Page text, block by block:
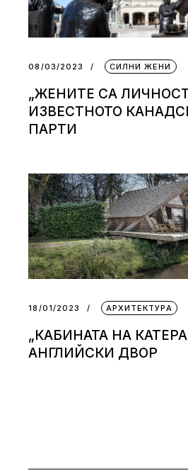
08/03/2023 СИЛНИ ЖЕНИ
„ЖЕНИТЕ СА
ИЗВЕСТНОТО
ПАРТИ
18/01/2023 АРХИТЕКТУРА
„КАБИНАТА НА
АНГЛИЙСКИ ДВОР